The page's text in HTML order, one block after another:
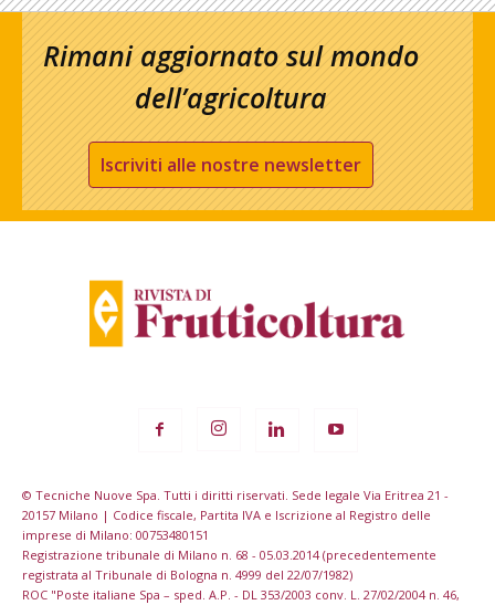
Rimani aggiornato sul mondo
dell’agricoltura
Iscriviti alle nostre newsletter
© Tecniche Nuove Spa. Tutti i diritti riservati. Sede legale Via Eritrea 21 -
20157 Milano | Codice fiscale, Partita IVA e Iscrizione al Registro delle
imprese di Milano: 00753480151
Registrazione tribunale di Milano n. 68 - 05.03.2014 (precedentemente
registrata al Tribunale di Bologna n. 4999 del 22/07/1982)
ROC "Poste italiane Spa – sped. A.P. - DL 353/2003 conv. L. 27/02/2004 n. 46,